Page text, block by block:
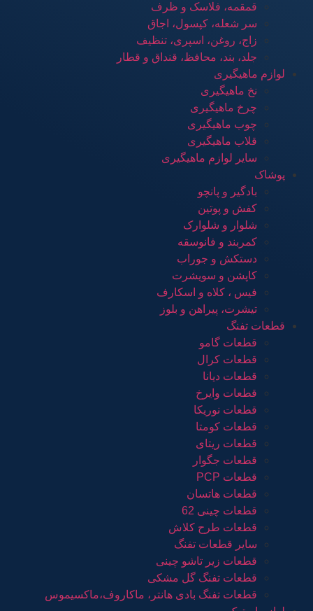
قمقمه، فلاسک و ظرف
سر شعله، کپسول، اجاق
زاج، روغن، اسپری، تنظیف
جلد، بند، محافظ، قنداق و قطار
لوازم ماهیگیری
نخ ماهیگیری
چرخ ماهیگیری
چوب ماهیگیری
قلاب ماهیگیری
سایر لوازم ماهیگیری
پوشاک
بادگیر و پانچو
کفش و پوتین
شلوار و شلوارک
کمربند و فانوسقه
دستکش و جوراب
کاپشن و سویشرت
فیس ، کلاه و اسکارف
تیشرت، پیراهن و بلوز
قطعات تفنگ
قطعات گامو
قطعات کرال
قطعات دیانا
قطعات وایرخ
قطعات نوریکا
قطعات کومتا
قطعات ریتای
قطعات جگوار
قطعات PCP
قطعات هاتسان
قطعات چینی 62
قطعات طرح کلاش
سایر قطعات تفنگ
قطعات زیر تاشو چینی
قطعات تفنگ گل مشکی
قطعات تفنگ بادی هانتر، ماکاروف،ماکسیموس